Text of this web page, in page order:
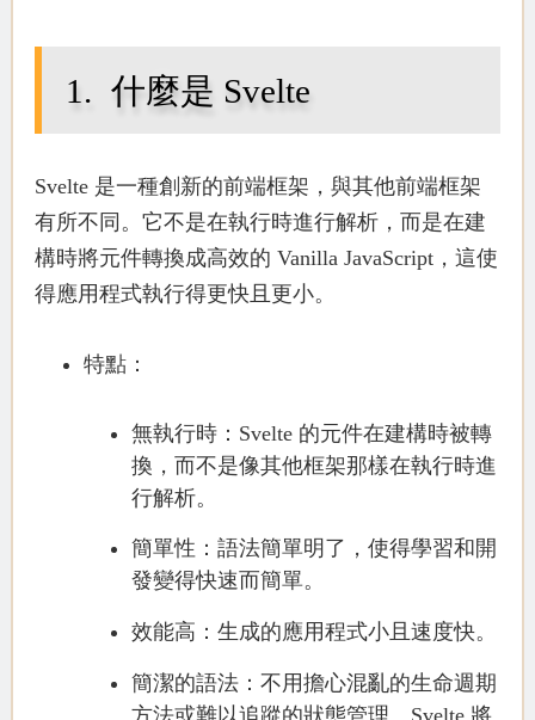
什麼是 Svelte
Svelte 是一種創新的前端框架，與其他前端框架
有所不同。它不是在執行時進行解析，而是在建
構時將元件轉換成高效的 Vanilla JavaScript，這使
得應用程式執行得更快且更小。
特點：
無執行時 ：Svelte 的元件在建構時被轉
換，而不是像其他框架那樣在執行時進
行解析。
簡單性 ：語法簡單明了，使得學習和開
發變得快速而簡單。
效能高 ：生成的應用程式小且速度快。
簡潔的語法 ：不用擔心混亂的生命週期
方法或難以追蹤的狀態管理。Svelte 將